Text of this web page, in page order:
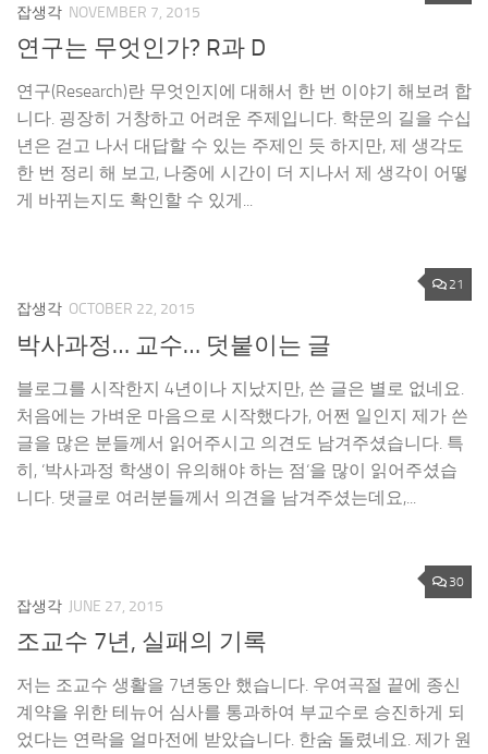
잡생각 NOVEMBER 7, 2015
연구는 무엇인가? R과 D
연구(Research)란 무엇인지에 대해서 한 번 이야기 해보려 합
니다. 굉장히 거창하고 어려운 주제입니다. 학문의 길을 수십
년은 걷고 나서 대답할 수 있는 주제인 듯 하지만, 제 생각도
한 번 정리 해 보고, 나중에 시간이 더 지나서 제 생각이 어떻
게 바뀌는지도 확인할 수 있게...
21
잡생각 OCTOBER 22, 2015
박사과정… 교수… 덧붙이는 글
블로그를 시작한지 4년이나 지났지만, 쓴 글은 별로 없네요.
처음에는 가벼운 마음으로 시작했다가, 어쩐 일인지 제가 쓴
글을 많은 분들께서 읽어주시고 의견도 남겨주셨습니다. 특
히, ‘박사과정 학생이 유의해야 하는 점‘을 많이 읽어주셨습
니다. 댓글로 여러분들께서 의견을 남겨주셨는데요,...
30
잡생각 JUNE 27, 2015
조교수 7년, 실패의 기록
저는 조교수 생활을 7년동안 했습니다. 우여곡절 끝에 종신
계약을 위한 테뉴어 심사를 통과하여 부교수로 승진하게 되
었다는 연락을 얼마전에 받았습니다. 한숨 돌렸네요. 제가 원